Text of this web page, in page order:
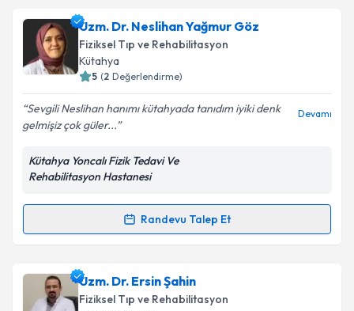
Prof. Dr. Özlem Cemeroğluiçin randevu takvimi
talebi oluşturun. Size bu uzmandan randevu almanız
için bir takvim hazırlandığında e-posta ile
bilgilendireceğiz.
E-posta Adresiniz
Kişisel verilerimin işlenmesine ilişkin
kapsamda işlenmesini kabul ediyorum.
Uzm. Dr. Neslihan Yağmur Göz
Fiziksel Tıp ve Rehabilitasyon
Kütahya
5 (2 Değerlendirme)
Sevgili Neslihan hanımı kütahyada tanıdım iyiki denk
gelmişiz çok güler...
Devamı
Kütahya Yoncalı Fizik Tedavi Ve
Rehabilitasyon Hastanesi
Randevu Talep Et
Randevu Takvimi Talebi
Uzm. Dr. Neslihan Yağmur Göz
talebi oluşturun. Size bu uzmandan randevu almanız
Uzm. Dr. Ersin Şahin
Fiziksel Tıp ve Rehabilitasyon